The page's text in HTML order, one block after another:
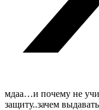
мдаа…и почему не
защиту..зачем